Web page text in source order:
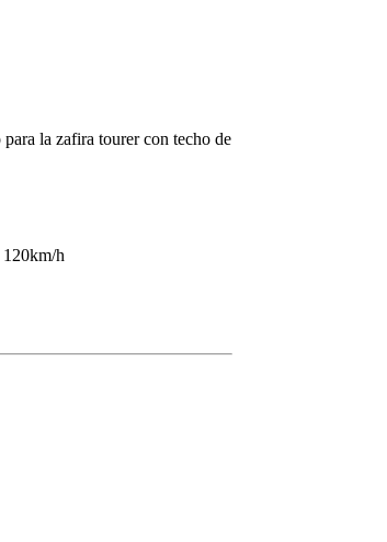
la zafira tourer con techo de
120km/h